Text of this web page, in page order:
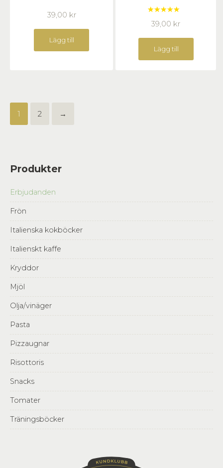
Produkter
Erbjudanden
Frön
Italienska kokböcker
Italienskt kaffe
Kryddor
Mjöl
Olja/vinäger
Pasta
Pizzaugnar
Risottoris
Snacks
Tomater
Träningsböcker
39,00 kr
Lägg till
Betygsatt
5.00av 5
39,00 kr
Lägg till
1 2 →